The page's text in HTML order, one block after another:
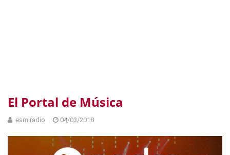
El Portal de Música
esmiradio 04/03/2018